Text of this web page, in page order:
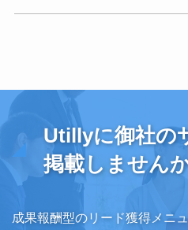
Utillyに御社の
掲載しません
成果報酬型のリード獲得メニ